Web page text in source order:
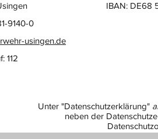
IBAN: DE68
9140-0
usingen.de
112
Unter "Datenschutzerklärung"
neben der